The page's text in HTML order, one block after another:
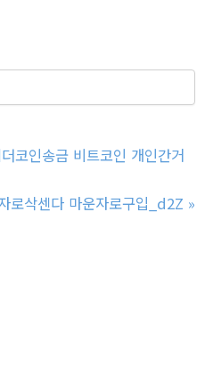
코인송금 비트코인 개인간거
삭센다 마운자로구입_d2Z »